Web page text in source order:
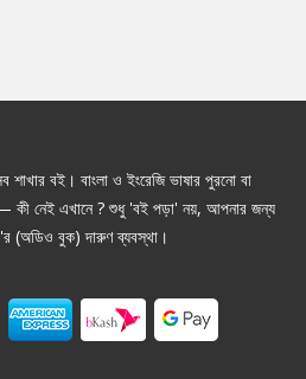
বই। বাংলা ও ইংরেজি ভাষার পুরনো বা
কী নেই এখানে ? শুধু 'বই পড়া' নয়, আপনার জন্য
(অডিও বুক) দারুণ ব্যবস্থা।